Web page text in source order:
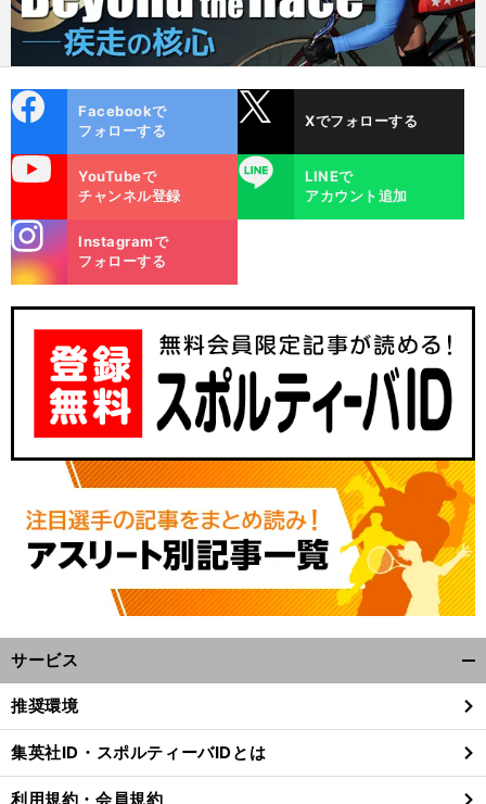
ok
Facebookで
フォローする
Xでフォローする
YouTubeで
チャンネル登録
LINE
LINEで
アカウント追加
m
Instagramで
フォローする
サービス
閉
る
推奨環境
集英社ID・スポルティーバIDとは
利用規約・会員規約